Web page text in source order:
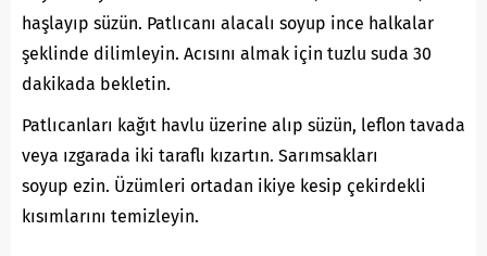
haşlayıp süzün. Patlıcanı alacalı soyup ince halkalar
şeklinde dilimleyin. Acısını almak için tuzlu suda 30
dakikada bekletin.
Patlıcanları kağıt havlu üzerine alıp süzün, leflon tavada
veya ızgarada iki taraflı kızartın. Sarımsakları
soyup ezin. Üzümleri ortadan ikiye kesip çekirdekli
kısımlarını temizleyin.